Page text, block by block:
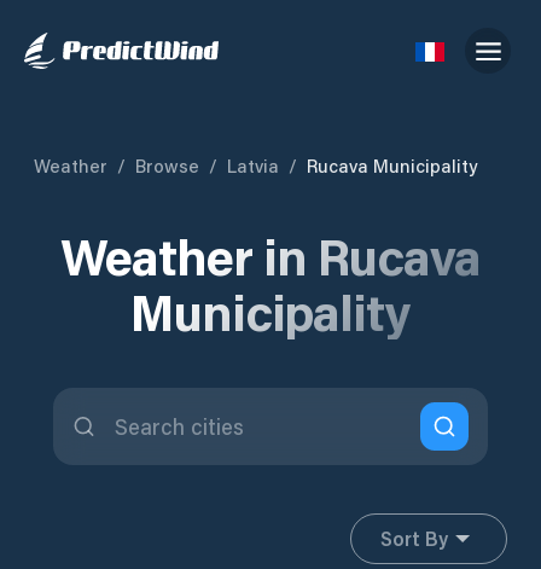
Weather / Browse / Latvia / Rucava Municipality
Weather in Rucava
Municipality
Sort By